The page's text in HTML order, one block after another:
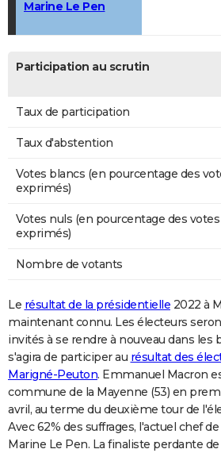
Marine Le Pen
Participation au scrutin
Taux de participation
Taux d'abstention
Votes blancs (en pourcentage des
exprimés)
Votes nuls (en pourcentage des votes
exprimés)
Nombre de votants
Le résultat de la présidentielle 2022 à
maintenant connu. Les électeurs
invités à se rendre à nouveau dans les
s'agira de participer au résultat des
Marigné-Peuton. Emmanuel Macron
commune de la Mayenne (53) en
avril, au terme du deuxième tour de
Avec 62% des suffrages, l'actuel chef
Marine Le Pen. La finaliste perdante